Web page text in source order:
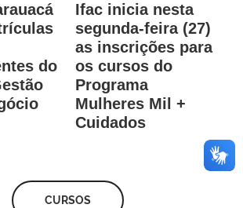
do
Ifac inicia nesta
segunda-feira (27)
as inscrições para
os cursos do
Programa
Mulheres Mil +
Cuidados
CURSOS